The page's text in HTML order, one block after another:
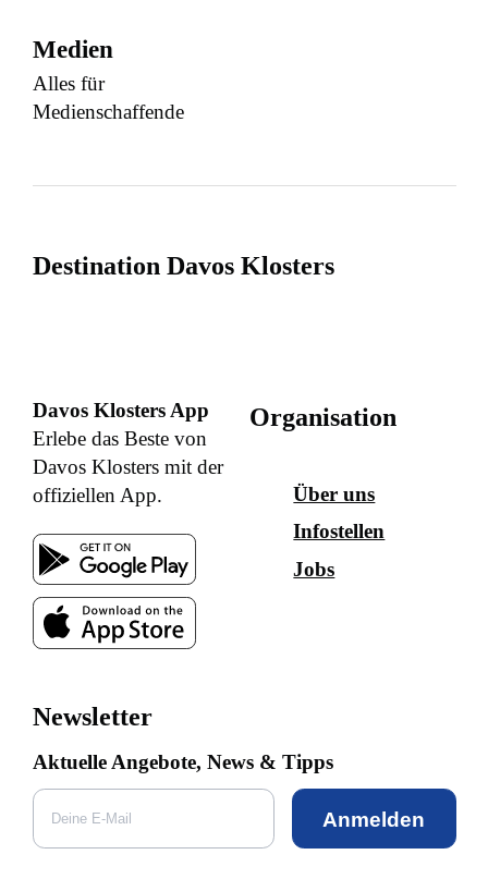
Medien
Alles für
Medienschaffende
Destination Davos Klosters
Davos Klosters App
Erlebe das Beste von
Davos Klosters mit der
offiziellen App.
Organisation
Über uns
Infostellen
Jobs
Newsletter
Aktuelle Angebote, News & Tipps
Anmelden